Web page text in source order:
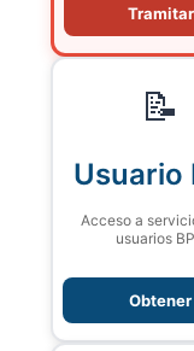
Tramitar
📝
Usuario
Acceso a
usuarios
Obtener